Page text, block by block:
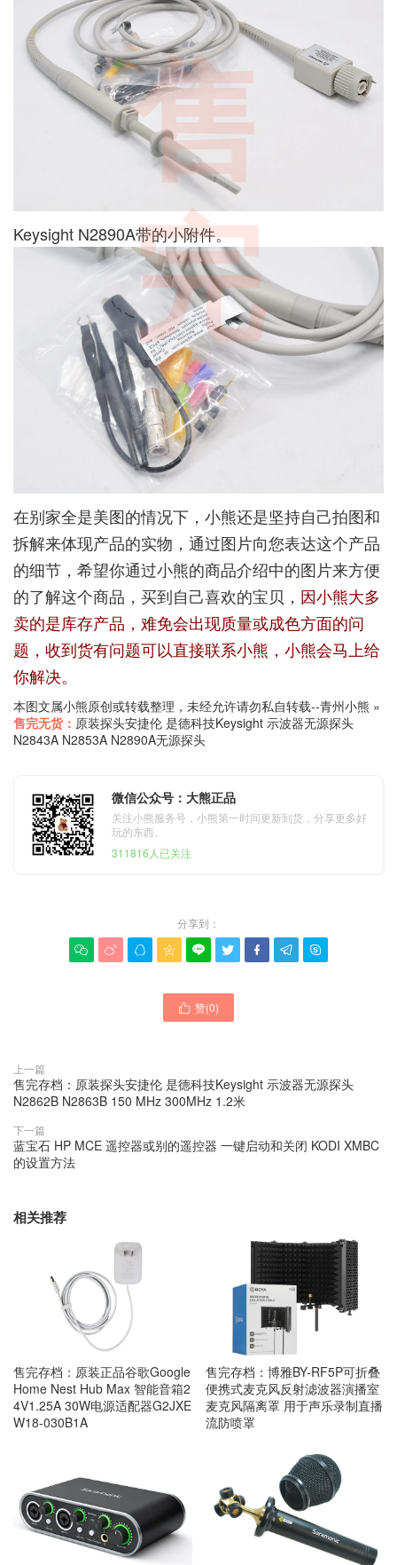
Keysight N2890A带的小附件。
在别家全是美图的情况下，小熊还是坚持自己拍图和
拆解来体现产品的实物，通过图片向您表达这个产品
的细节，希望你通过小熊的商品介绍中的图片来方便
的了解这个商品，买到自己喜欢的宝贝， 因小熊大多
卖的是库存产品，难免会出现质量或成色方面的问
题，收到货有问题可以直接联系小熊，小熊会马上给
你解决。
本图文属小熊原创或转载整理，未经允许请勿私自转载--青州小熊 »
售完无货： 原装探头安捷伦 是德科技Keysight 示波器无源探头
N2843A N2853A N2890A无源探头
微信公众号：大熊正品
关注小熊服务号，小熊第一时间更新到货，分享更多好
玩的东西。
311816人已关注
分享到：
        
 赞(0)
上一篇
售完存档：原装探头安捷伦 是德科技Keysight 示波器无源探头
N2862B N2863B 150 MHz 300MHz 1.2米
下一篇
蓝宝石 HP MCE 遥控器或别的遥控器 一键启动和关闭 KODI XMBC
的设置方法
相关推荐
售完存档：原装正品谷歌Google
Home Nest Hub Max 智能音箱2
4V1.25A 30W电源适配器G2JXE
W18-030B1A
售完存档：博雅BY-RF5P可折叠
便携式麦克风反射滤波器演播室
麦克风隔离罩 用于声乐录制直播
流防喷罩
售
完